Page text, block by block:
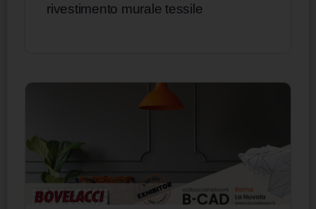
rivestimento murale tessile